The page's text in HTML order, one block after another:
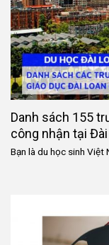
Danh sách 155
công nhận tại Đài
Bạn là du học sinh Việt